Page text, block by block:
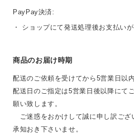
PayPay決済:
・ ショップにて発送処理後お支払い
商品のお届け時期
配送のご依頼を受けてから5営業日以
配送日のご指定は5営業日後以降にて
願い致します。
ご迷惑をおかけして誠に申し訳ござ
承知おき下さいませ。